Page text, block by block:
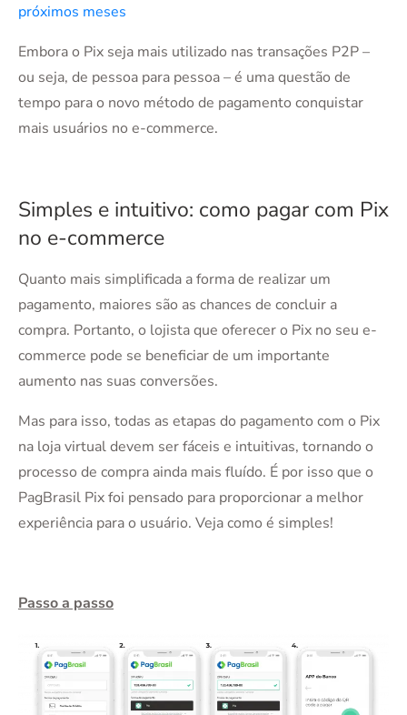
próximos meses
Embora o Pix seja mais utilizado nas transações P2P –
ou seja, de pessoa para pessoa – é uma questão de
tempo para o novo método de pagamento conquistar
mais usuários no e-commerce.
Simples e intuitivo: como pagar com Pix
no e-commerce
Quanto mais simplificada a forma de realizar um
pagamento, maiores são as chances de concluir a
compra. Portanto, o lojista que oferecer o Pix no seu e-
commerce pode se beneficiar de um importante
aumento nas suas conversões.
Mas para isso, todas as etapas do pagamento com o Pix
na loja virtual devem ser fáceis e intuitivas, tornando o
processo de compra ainda mais fluído. É por isso que o
PagBrasil Pix foi pensado para proporcionar a melhor
experiência para o usuário. Veja como é simples!
Passo a passo